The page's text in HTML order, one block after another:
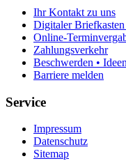
Ihr Kontakt zu uns
Digitaler Briefkasten
Online-
Zahlungsverkehr
Beschwerden •
Barriere melden
Service
Impressum
Datenschutz
Sitemap